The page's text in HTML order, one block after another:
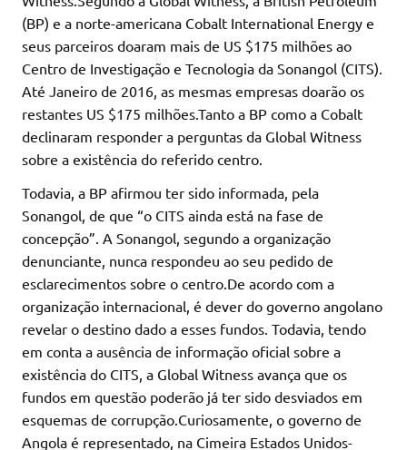
(BP) e a norte-americana Cobalt International Energy e
seus parceiros doaram mais de US $175 milhões ao
Centro de Investigação e Tecnologia da Sonangol (CITS).
Até Janeiro de 2016, as mesmas empresas doarão os
restantes US $175 milhões.Tanto a BP como a Cobalt
declinaram responder a perguntas da Global Witness
sobre a existência do referido centro.
Todavia, a BP afirmou ter sido informada, pela
Sonangol, de que “o CITS ainda está na fase de
concepção”. A Sonangol, segundo a organização
denunciante, nunca respondeu ao seu pedido de
esclarecimentos sobre o centro.De acordo com a
organização internacional, é dever do governo angolano
revelar o destino dado a esses fundos. Todavia, tendo
em conta a ausência de informação oficial sobre a
existência do CITS, a Global Witness avança que os
fundos em questão poderão já ter sido desviados em
esquemas de corrupção.Curiosamente, o governo de
Angola é representado, na Cimeira Estados Unidos-